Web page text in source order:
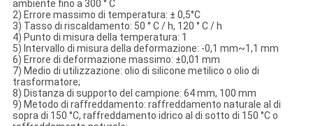
ambiente fino a 300 ° C
2) Errore massimo di temperatura: ± 0,5°C
3) Tasso di riscaldamento: 50 ° C / h, 120 ° C / h
4) Punto di misura della temperatura: 1
5) Intervallo di misura della deformazione: -0,1 mm~1,1 mm
6) Errore di deformazione massimo: ±0,01 mm
7) Medio di utilizzazione: olio di silicone metilico o olio di
trasformatore;
8) Distanza di supporto del campione: 64 mm, 100 mm
9) Metodo di raffreddamento: raffreddamento naturale al di
sopra di 150 °C, raffreddamento idrico al di sotto di 150 °C o